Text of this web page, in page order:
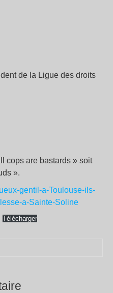
de la Ligue des droits
cops are bastards » soit
».
gentil-a-Toulouse-ils-
a-Sainte-Soline
Télécharger